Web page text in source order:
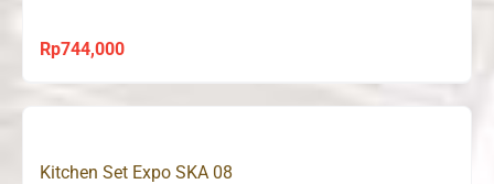
Rp744,000
Kitchen Set Expo SKA 08